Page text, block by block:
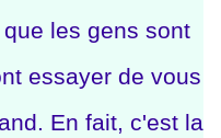
les gens sont
essayer de vous
En fait, c'est la